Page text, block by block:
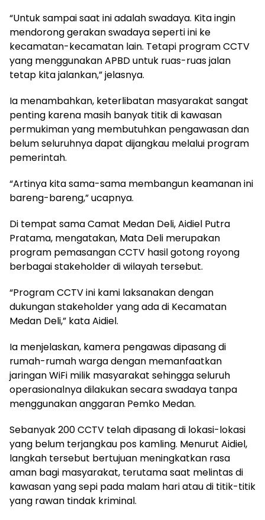
“Untuk sampai saat ini adalah swadaya. Kita ingin
mendorong gerakan swadaya seperti ini ke
kecamatan-kecamatan lain. Tetapi program CCTV
yang menggunakan APBD untuk ruas-ruas jalan
tetap kita jalankan,” jelasnya.
Ia menambahkan, keterlibatan masyarakat sangat
penting karena masih banyak titik di kawasan
permukiman yang membutuhkan pengawasan dan
belum seluruhnya dapat dijangkau melalui program
pemerintah.
“Artinya kita sama-sama membangun keamanan ini
bareng-bareng,” ucapnya.
Di tempat sama Camat Medan Deli, Aidiel Putra
Pratama, mengatakan, Mata Deli merupakan
program pemasangan CCTV hasil gotong royong
berbagai stakeholder di wilayah tersebut.
“Program CCTV ini kami laksanakan dengan
dukungan stakeholder yang ada di Kecamatan
Medan Deli,” kata Aidiel.
Ia menjelaskan, kamera pengawas dipasang di
rumah-rumah warga dengan memanfaatkan
jaringan WiFi milik masyarakat sehingga seluruh
operasionalnya dilakukan secara swadaya tanpa
menggunakan anggaran Pemko Medan.
Sebanyak 200 CCTV telah dipasang di lokasi-lokasi
yang belum terjangkau pos kamling. Menurut Aidiel,
langkah tersebut bertujuan meningkatkan rasa
aman bagi masyarakat, terutama saat melintas di
kawasan yang sepi pada malam hari atau di titik-titik
yang rawan tindak kriminal.